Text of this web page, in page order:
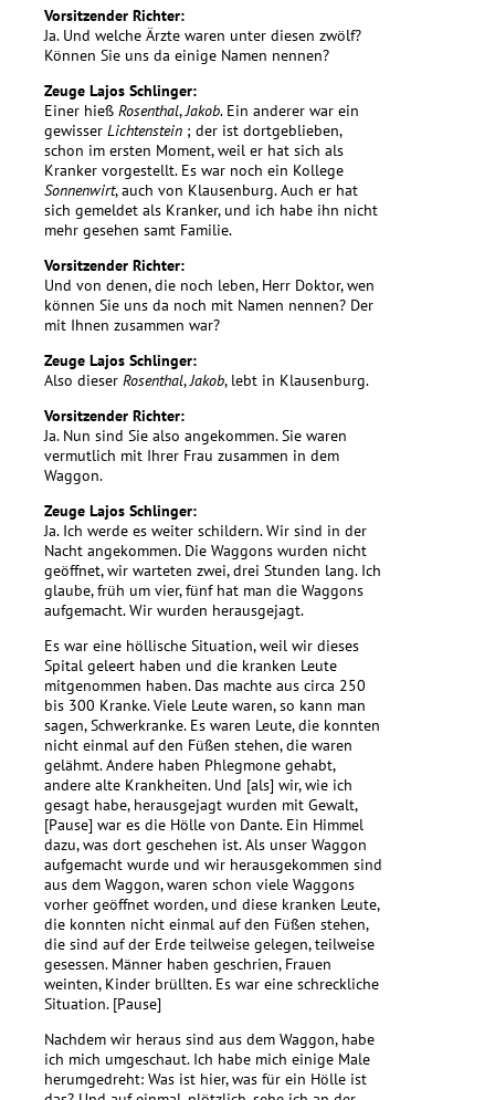
Vorsitzender Richter:
Ja. Und welche Ärzte waren unter diesen zwölf?
Können Sie uns da einige Namen nennen?
Zeuge Lajos Schlinger:
Einer hieß Rosenthal,Jakob. Ein anderer war ein
gewisser Lichtenstein ; der ist dortgeblieben,
schon im ersten Moment, weil er hat sich als
Kranker vorgestellt. Es war noch ein Kollege
Sonnenwirt, auch von Klausenburg. Auch er hat
sich gemeldet als Kranker, und ich habe ihn nicht
mehr gesehen samt Familie.
Vorsitzender Richter:
Und von denen, die noch leben, Herr Doktor, wen
können Sie uns da noch mit Namen nennen? Der
mit Ihnen zusammen war?
Zeuge Lajos Schlinger:
Also dieser Rosenthal,Jakob, lebt in Klausenburg.
Vorsitzender Richter:
Ja. Nun sind Sie also angekommen. Sie waren
vermutlich mit Ihrer Frau zusammen in dem
Waggon.
Zeuge Lajos Schlinger:
Ja. Ich werde es weiter schildern. Wir sind in der
Nacht angekommen. Die Waggons wurden nicht
geöffnet, wir warteten zwei, drei Stunden lang. Ich
glaube, früh um vier, fünf hat man die Waggons
aufgemacht. Wir wurden herausgejagt.
Es war eine höllische Situation, weil wir dieses
Spital geleert haben und die kranken Leute
mitgenommen haben. Das machte aus circa 250
bis 300 Kranke. Viele Leute waren, so kann man
sagen, Schwerkranke. Es waren Leute, die konnten
nicht einmal auf den Füßen stehen, die waren
gelähmt. Andere haben Phlegmone gehabt,
andere alte Krankheiten. Und [als] wir, wie ich
gesagt habe, herausgejagt wurden mit Gewalt,
[Pause] war es die Hölle von Dante. Ein Himmel
dazu, was dort geschehen ist. Als unser Waggon
aufgemacht wurde und wir herausgekommen sind
aus dem Waggon, waren schon viele Waggons
vorher geöffnet worden, und diese kranken Leute,
die konnten nicht einmal auf den Füßen stehen,
die sind auf der Erde teilweise gelegen, teilweise
gesessen. Männer haben geschrien, Frauen
weinten, Kinder brüllten. Es war eine schreckliche
Situation. [Pause]
Nachdem wir heraus sind aus dem Waggon, habe
ich mich umgeschaut. Ich habe mich einige Male
herumgedreht: Was ist hier, was für ein Hölle ist